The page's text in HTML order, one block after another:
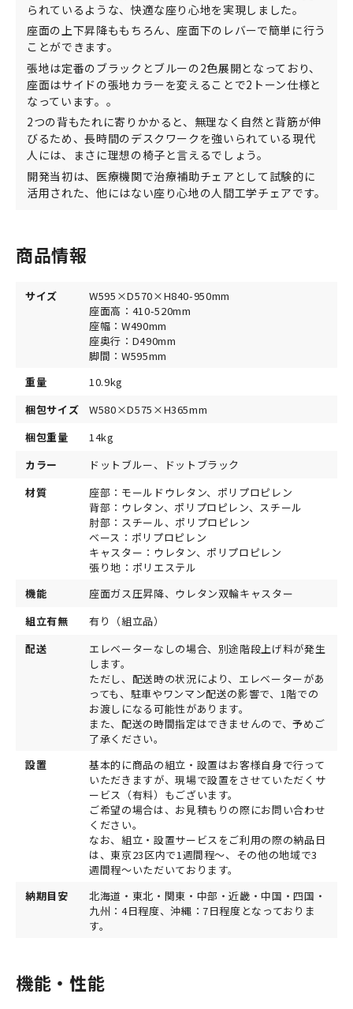
られているような、快適な座り心地を実現しました。
座面の上下昇降ももちろん、座面下のレバーで簡単に行う
ことができます。
張地は定番のブラックとブルーの2色展開となっており、
座面はサイドの張地カラーを変えることで2トーン仕様と
なっています。。
2つの背もたれに寄りかかると、無理なく自然と背筋が伸
びるため、長時間のデスクワークを強いられている現代
人には、まさに理想の椅子と言えるでしょう。
開発当初は、医療機関で治療補助チェアとして試験的に
活用された、他にはない座り心地の人間工学チェアです。
商品情報
サイズ
W595×D570×H840-950mm
座面高：410-520mm
座幅：W490mm
座奥行：D490mm
脚間：W595mm
重量
10.9kg
梱包サイズ
W580×D575×H365mm
梱包重量
14kg
カラー
ドットブルー、ドットブラック
材質
座部：モールドウレタン、ポリプロピレン
背部：ウレタン、ポリプロピレン、スチール
肘部：スチール、ポリプロピレン
ベース：ポリプロピレン
キャスター：ウレタン、ポリプロピレン
張り地：ポリエステル
機能
座面ガス圧昇降、ウレタン双輪キャスター
組立有無
有り（組立品）
配送
エレベーターなしの場合、別途階段上げ料が発生
します。
ただし、配送時の状況により、エレベーターがあ
っても、駐車やワンマン配送の影響で、1階での
お渡しになる可能性があります。
また、配送の時間指定はできませんので、予めご
了承ください。
設置
基本的に商品の組立・設置はお客様自身で行って
いただきますが、現場で設置をさせていただくサ
ービス（有料）もございます。
ご希望の場合は、お見積もりの際にお問い合わせ
ください。
なお、組立・設置サービスをご利用の際の納品日
は、東京23区内で1週間程～、その他の地域で3
週間程～いただいております。
納期目安
北海道・東北・関東・中部・近畿・中国・四国・
九州：4日程度、沖縄：7日程度となっておりま
す。
機能・性能